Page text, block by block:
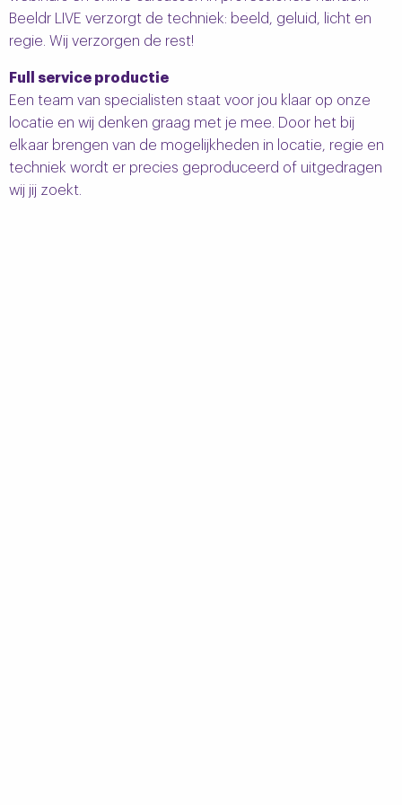
Beeldr LIVE verzorgt de techniek: beeld, geluid, licht en
regie. Wij verzorgen de rest!
Full service productie
Een team van specialisten staat voor jou klaar op onze
locatie en wij denken graag met je mee. Door het bij
elkaar brengen van de mogelijkheden in locatie, regie en
techniek wordt er precies geproduceerd of uitgedragen
wij jij zoekt.